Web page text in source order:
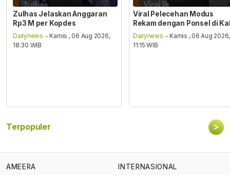
Zulhas Jelaskan Anggaran
Rp3 M per Kopdes
Dailynews - Kamis , 06 Aug 2026,
18:30 WIB
Viral Pelecehan Modus
Rekam dengan Ponsel di
Dailynews - Kamis , 06 Aug 2026,
11:15 WIB
Terpopuler >
AMEERA INTERNASIONAL